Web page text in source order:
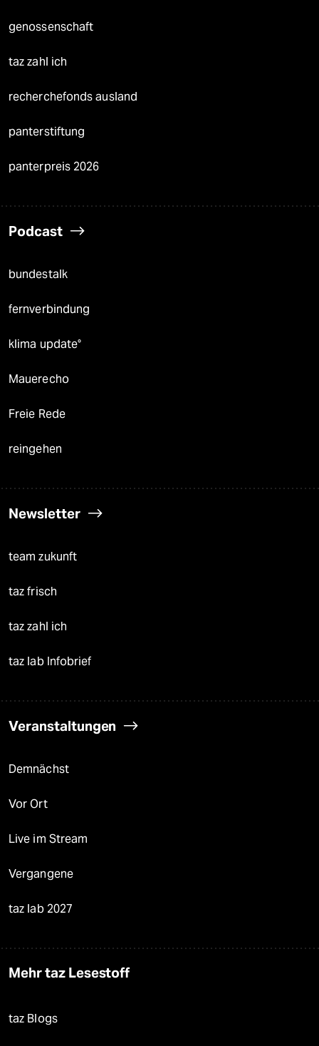
genossenschaft
taz zahl ich
recherchefonds ausland
panterstiftung
panterpreis 2026
Podcast
bundestalk
fernverbindung
klima update°
Mauerecho
Freie Rede
reingehen
Newsletter
team zukunft
taz frisch
taz zahl ich
taz lab Infobrief
Veranstaltungen
Demnächst
Vor Ort
Live im Stream
Vergangene
taz lab 2027
Mehr taz Lesestoff
taz Blogs